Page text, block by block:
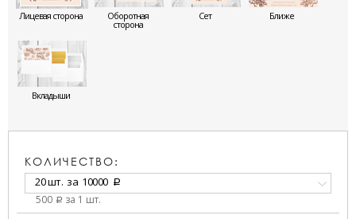
Лицевая сторона Оборотная
сторона
Сет Ближе
Вкладыши
КОЛИЧЕСТВО:
20 шт. за 10000 a
500 a за 1 шт.